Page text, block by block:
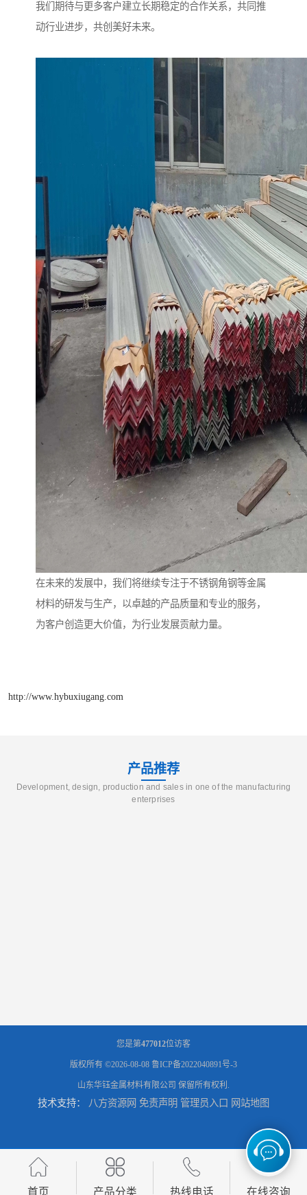
我们期待与更多客户建立长期稳定的合作关系，共同推
动行业进步，共创美好未来。
在未来的发展中，我们将继续专注于不锈钢角钢等金属
材料的研发与生产，以卓越的产品质量和专业的服务，
为客户创造更大价值，为行业发展贡献力量。
http://www.hybuxiugang.com
产品推荐
Development, design, production and sales in one of the manufacturing
enterprises
您是第477012位访客
版权所有 ©2026-08-08 鲁ICP备2022040891号-3
山东华钰金属材料有限公司 保留所有权利.
技术支持： 八方资源网 免责声明 管理员入口 网站地图
首页 产品分类 热线电话 在线咨询